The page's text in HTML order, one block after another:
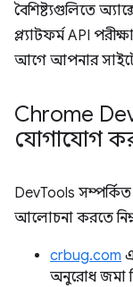
বৈশিষ্ট্যগুলিতে
প্ল্যাটফর্ম API
আগে আপনার
Chrome
যোগাযোগ
DevTools
আলোচনা করতে
crbug.com
অনুরোধ জমা